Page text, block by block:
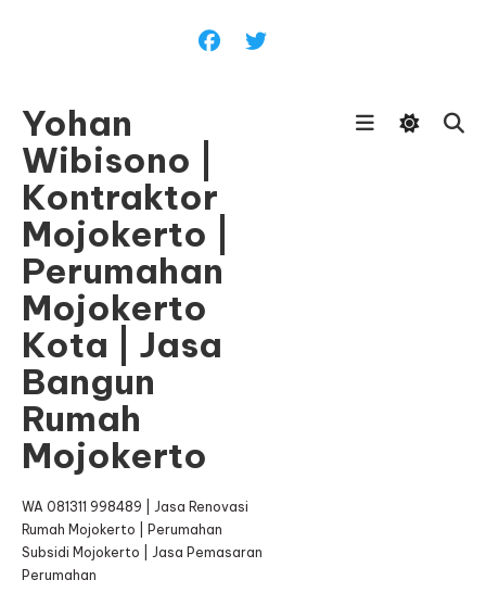
Yohan
Wibisono |
Kontraktor
Mojokerto |
Perumahan
Mojokerto
Kota | Jasa
Bangun
Rumah
Mojokerto
WA 081311 998489 | Jasa Renovasi
Rumah Mojokerto | Perumahan
Subsidi Mojokerto | Jasa Pemasaran
Perumahan